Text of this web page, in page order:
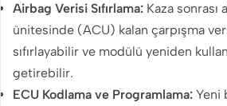
Airbag Verisi Sıfırlama: Kaza sonrası
ünitesinde (ACU) kalan çarpışma
sıfırlayabilir ve modülü yeniden
getirebilir.
ECU Kodlama ve Programlama: Yeni